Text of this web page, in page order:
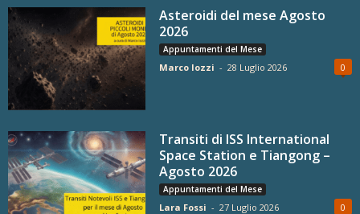
Asteroidi del mese Agosto
2026
Appuntamenti del Mese
Marco Iozzi - 28 Luglio 2026 0
Transiti di ISS International
Space Station e Tiangong –
Agosto 2026
Appuntamenti del Mese
Lara Fossi - 27 Luglio 2026 0